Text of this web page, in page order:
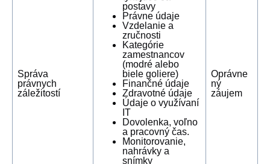
Správa
právnych
záležitostí
postavy
Právne údaje
Vzdelanie a
zručnosti
Kategórie
zamestnancov
(modré alebo
biele goliere)
Finančné údaje
Zdravotné údaje
Údaje o využívaní
IT
Dovolenka, voľno
a pracovný čas.
Monitorovanie,
nahrávky a
snímky
Oprávne
ný
záujem